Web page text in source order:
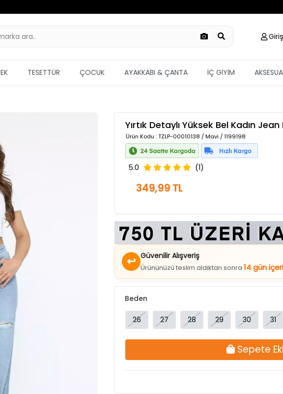
TESETTÜR ÇOCUK AYAKKABI & ÇANTA İÇ GİYİM
Yırtık Detaylı Yüksek Bel Kadın
Ürün Kodu : TZLP-00010138 / Mavi / 1199198
5.0 (1)
349,99 TL
↩ Güvenilir Alışveriş
Ürününüzü teslim aldıktan sonra14 gün
26
Sepete Ekle